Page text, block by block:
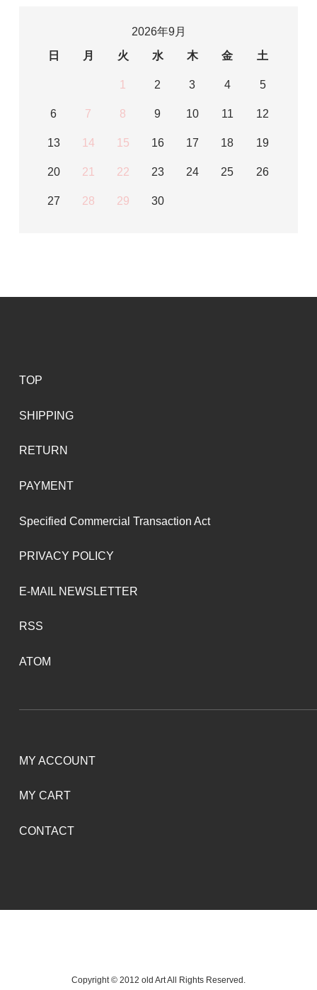
2026年9月
日
月 火 水 木 金 土
1 2 3 4 5
6 7 8 9 10 11 12
13 14 15 16 17 18 19
20 21 22 23 24 25 26
27 28 29 30
TOP
SHIPPING
RETURN
PAYMENT
Specified Commercial Transaction Act
PRIVACY POLICY
E-MAIL NEWSLETTER
RSS
ATOM
MY ACCOUNT
MY CART
CONTACT
Copyright © 2012 old Art All Rights Reserved.